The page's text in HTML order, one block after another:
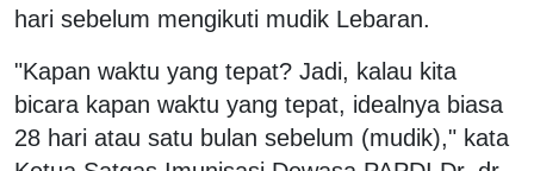
hari sebelum mengikuti mudik Lebaran.
"Kapan waktu yang tepat? Jadi, kalau kita
bicara kapan waktu yang tepat, idealnya biasa
28 hari atau satu bulan sebelum (mudik)," kata